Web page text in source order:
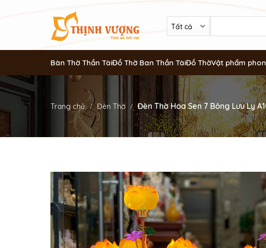
Bàn Thờ Thần TàiĐồ Thờ Ban Thần TàiĐồ ThờVật phẩm
Trang chủ Đèn Thờ Đèn Thờ Hoa Sen 7 Bông Lưu Ly